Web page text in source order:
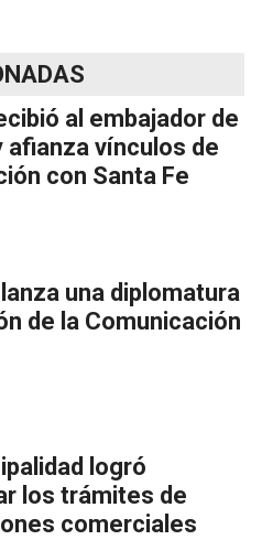
al embajador de
afianza vínculos de
con Santa Fe
lanza una diplomatura
de la Comunicación
logró
los trámites de
comerciales